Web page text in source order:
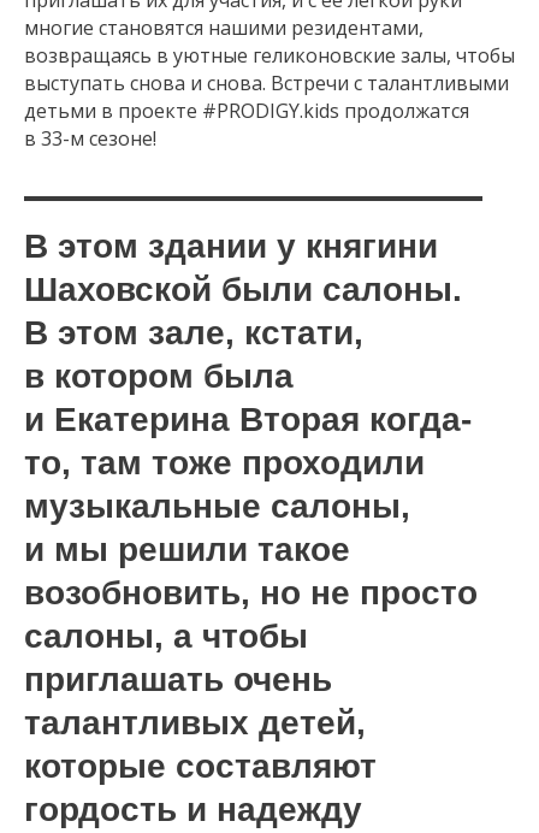
многие становятся нашими резидентами,
возвращаясь в уютные геликоновские залы, чтобы
выступать снова и снова. Встречи с талантливыми
детьми в проекте #PRODIGY.kids продолжатся
в 33-м сезоне!
В этом здании у княгини
Шаховской были салоны.
В этом зале, кстати,
в котором была
и Екатерина Вторая когда-
то, там тоже проходили
музыкальные салоны,
и мы решили такое
возобновить, но не просто
салоны, а чтобы
приглашать очень
талантливых детей,
которые составляют
гордость и надежду